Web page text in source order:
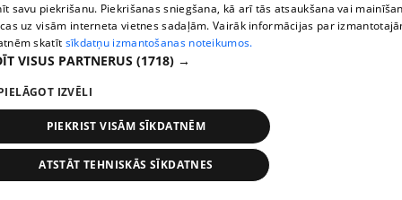
pirms 1 nedēļas, 2 dienām
Ogas un sēnes šogad dārgākas, bet uzpirkšanas
punktos to krietni mazāk
409. epizode
savu piekrišanu. Piekrišanas sniegšana, kā arī tās atsaukšana vai
uz visām interneta vietnes sadaļām. Vairāk informācijas par
skatīt sīkdatņu izmantošanas noteikumos.
VISUS PARTNERUS (1718) →
IZVĒLI
PIEKRIST VISĀM SĪKDATNĒM
ATSTĀT TEHNISKĀS SĪKDATNES